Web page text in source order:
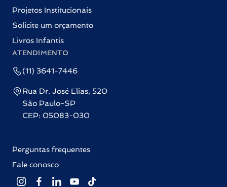
Projetos Institucionais
Solicite um orçamento
Livros Infantis
ATENDIMENTO
(11) 3641-7446
Rua Dr. José Elias, 520
São Paulo-SP
CEP: 05083-030
Perguntas frequentes
Fale conosco